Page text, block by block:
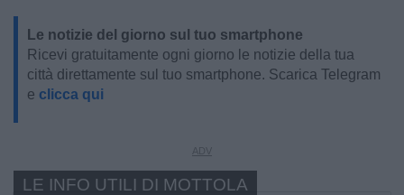
Le notizie del giorno sul tuo smartphone
Ricevi gratuitamente ogni giorno le notizie della tua
città direttamente sul tuo smartphone. Scarica Telegram
e clicca qui
LE INFO UTILI DI MOTTOLA